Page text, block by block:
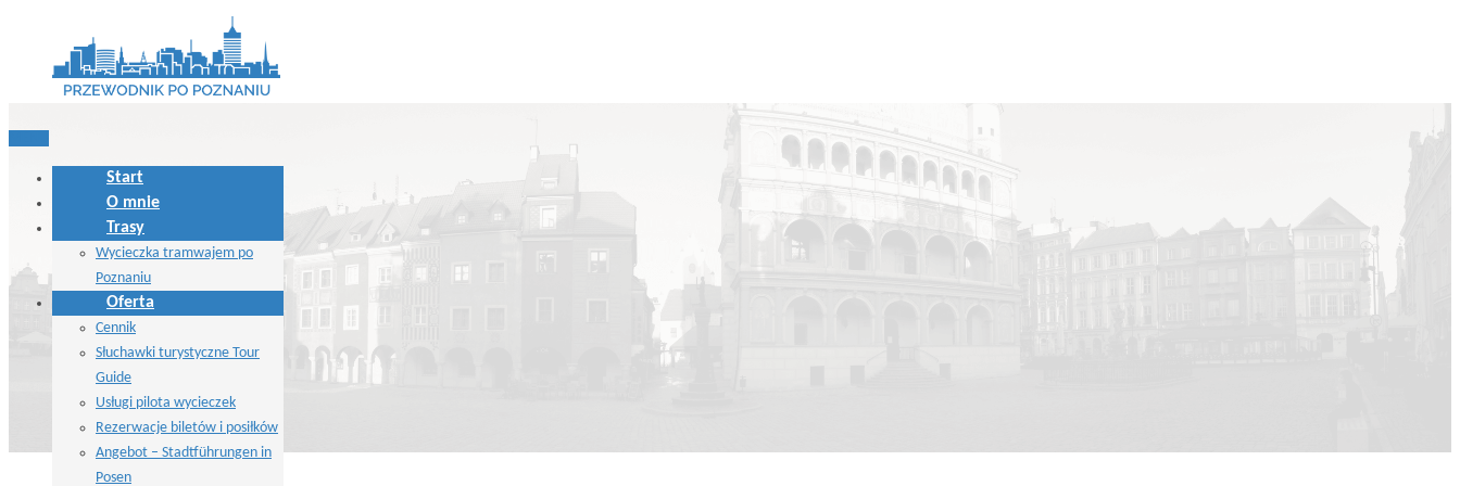
Start
O mnie
Trasy
Wycieczka tramwajem po
Poznaniu
Oferta
Cennik
Słuchawki turystyczne Tour
Guide
Usługi pilota wycieczek
Rezerwacje biletów i posiłków
Angebot – Stadtführungen in
Posen